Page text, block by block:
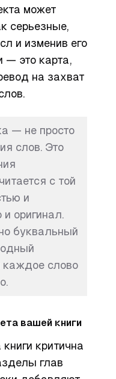
может
серьезные,
и изменив его
— это карта,
на захват
— не просто
слов. Это
с той
и
оригинал.
буквальный
каждое слово
вашей книги
критична
глав